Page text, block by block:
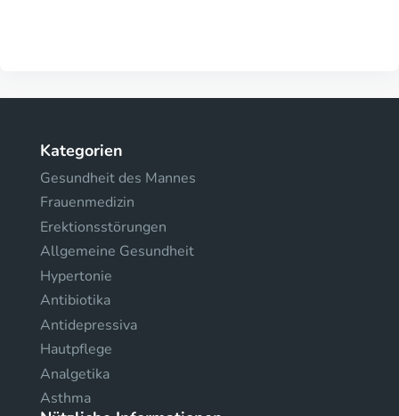
Kategorien
Gesundheit des Mannes
Frauenmedizin
Erektionsstörungen
Allgemeine Gesundheit
Hypertonie
Antibiotika
Antidepressiva
Hautpflege
Analgetika
Asthma